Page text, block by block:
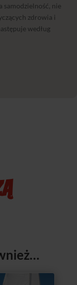
samodzielność, nie
zdrowia i
według